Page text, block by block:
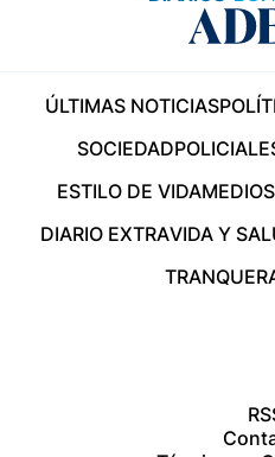
ÚLTIMAS NOTICIAS
SOCIEDAD
ESTILO DE VIDAMEDIOS
DIARIO EXTRAVIDA Y